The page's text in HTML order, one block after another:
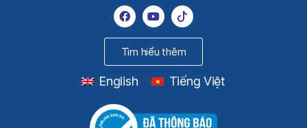
Tìm hiểu thêm
English Tiếng Việt